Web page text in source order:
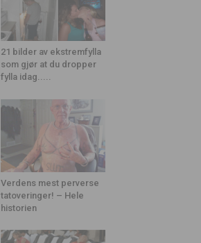
21 bilder av ekstremfylla
som gjør at du dropper
fylla idag.....
Verdens mest perverse
tatoveringer! – Hele
historien